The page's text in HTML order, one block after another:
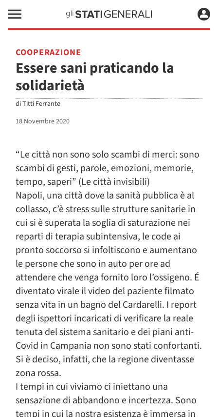
COOPERAZIONE
Essere sani praticando la
solidarietà
diTitti Ferrante
18 Novembre 2020
“Le città non sono solo scambi di merci: sono
scambi di gesti, parole, emozioni, memorie,
tempo, saperi” (Le città invisibili)
Napoli, una città dove la sanità pubblica è al
collasso, c’è stress sulle strutture sanitarie in
cui si è superata la soglia di saturazione nei
reparti di terapia subintensiva, le code ai
pronto soccorso si infoltiscono e aumentano
le persone che sono in auto per ore ad
attendere che venga fornito loro l’ossigeno. É
diventato virale il video del paziente filmato
senza vita in un bagno del Cardarelli. I report
degli ispettori incaricati di verificare la reale
tenuta del sistema sanitario e dei piani anti-
Covid in Campania non sono stati confortanti.
Si è deciso, infatti, che la regione diventasse
zona rossa.
I tempi in cui viviamo ci iniettano una
sensazione di abbandono e incertezza. Sono
tempi in cui la nostra esistenza è immersa in